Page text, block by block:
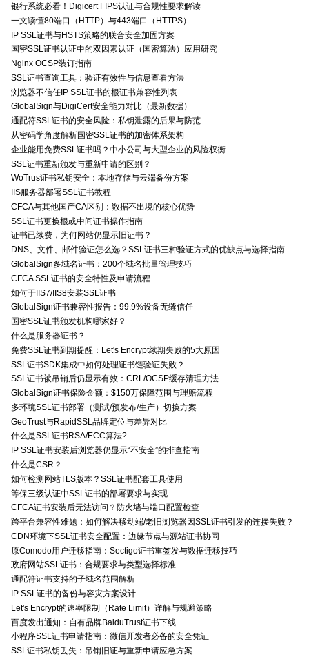
银行系统必看！Digicert FIPS认证与合规性要求解读
一文读懂80端口（HTTP）与443端口（HTTPS）
IP SSL证书与HSTS策略的联合安全加固方案
国密SSL证书认证中的双因素认证（国密算法）应用研究
Nginx OCSP装订指南
SSL证书查询工具：验证有效性与信息查看方法
浏览器不信任IP SSL证书的根证书兼容性列表
GlobalSign与DigiCert安全能力对比（最新数据）
通配符SSL证书的安全风险：私钥泄露的后果与防范
从密码学角度解析国密SSL证书的加密体系架构
企业能用免费SSL证书吗？中小公司与大型企业的风险权衡
SSL证书重新颁发与重新申请的区别？
WoTrus证书私钥安全：本地存储与云端备份方案
IIS服务器部署SSL证书教程
CFCA与其他国产CA区别：数据不出境的核心优势
SSL证书更换根或中间证书操作指南
证书已续费，为何网站仍显示旧证书？
DNS、文件、邮件验证怎么选？SSL证书三种验证方式的优缺点与选择指南
GlobalSign多域名证书：200个域名批量管理技巧
CFCA SSL证书的安全特性及申请流程
如何于IIS7/IIS8安装SSL证书
GlobalSign证书兼容性报告：99.9%设备无缝信任
国密SSL证书颁发机构哪家好？
什么是服务器证书？
免费SSL证书到期提醒：Let's Encrypt续期失败的5大原因
SSL证书SDK集成中如何处理证书链验证失败？
SSL证书被吊销后仍显示有效：CRL/OCSP缓存清理方法
GlobalSign证书保险金额：$150万保障范围与理赔流程
多环境SSL证书部署（测试/预发布/生产）切换方案
GeoTrust与RapidSSL品牌定位与差异对比
什么是SSL证书RSA/ECC算法?
IP SSL证书安装后浏览器仍显示“不安全”的排查指南
什么是CSR？
如何检测网站TLS版本？SSL证书配套工具使用
等保三级认证中SSL证书的部署要求与实现
CFCA证书安装后无法访问？防火墙与端口配置检查
跨平台兼容性难题：如何解决移动端/老旧浏览器因SSL证书引发的连接失败？
CDN环境下SSL证书安全配置：边缘节点与源站证书协同
原Comodo用户迁移指南：Sectigo证书重签发与数据迁移技巧
政府网站SSL证书：合规要求与类型选择标准
通配符证书支持的子域名范围解析
IP SSL证书的备份与容灾方案设计
Let's Encrypt的速率限制（Rate Limit）详解与规避策略
百度发出通知：自有品牌BaiduTrust证书下线
小程序SSL证书申请指南：微信开发者必备的安全凭证
SSL证书私钥丢失：吊销旧证与重新申请应急方案